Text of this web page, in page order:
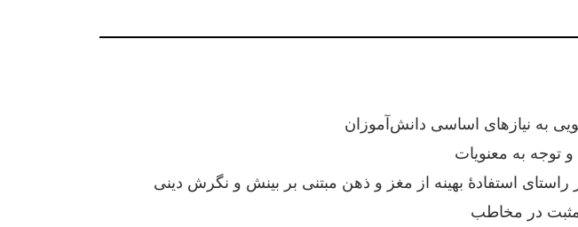
پذیری (4)
و مشورت (1)
و مشورت (2)
پذیری (2)
پذیری (8)
پذیری (9)
به نیازهای اساسی دانش‌آموزان
توجه به معنویات
استفادۀ بهینه از مغز و ذهن مبتنی بر بینش و نگرش دینی
در مخاطب‌